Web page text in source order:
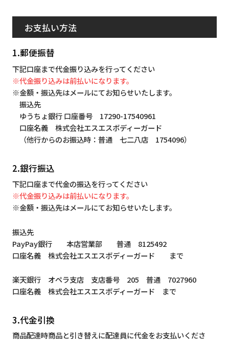
お支払い方法
1.郵便振替
下記口座まで代金振り込みを行ってください
※代金振り込みは前払いになります。
※金額・振込先はメールにてお知らせいたします。
振込先
ゆうちょ銀行 口座番号 17290-17540961
口座名義 株式会社エスエスボディーガード
（他行からのお振込時：普通 七二八店 1754096）
2.銀行振込
下記口座まで代金の振込を行ってください
※代金振り込みは前払いになります。
※金額・振込先はメールにてお知らせいたします。
振込先
PayPay銀行 本店営業部 普通 8125492
口座名義 株式会社エスエスボディーガード まで
楽天銀行 オペラ支店 支店番号 205 普通 7027960
口座名義 株式会社エスエスボディーガード まで
3.代金引換
商品配達時商品と引き替えに配達員に代金をお支払いくださ